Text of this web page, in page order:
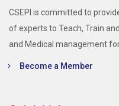
CSEPI is committed to
of experts to Teach, Train
and Medical management
Become a Member